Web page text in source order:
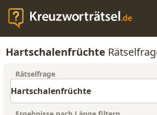
KREUZWORTRÄTSEL-
Hartschalenfrüchte
Rätselfrage